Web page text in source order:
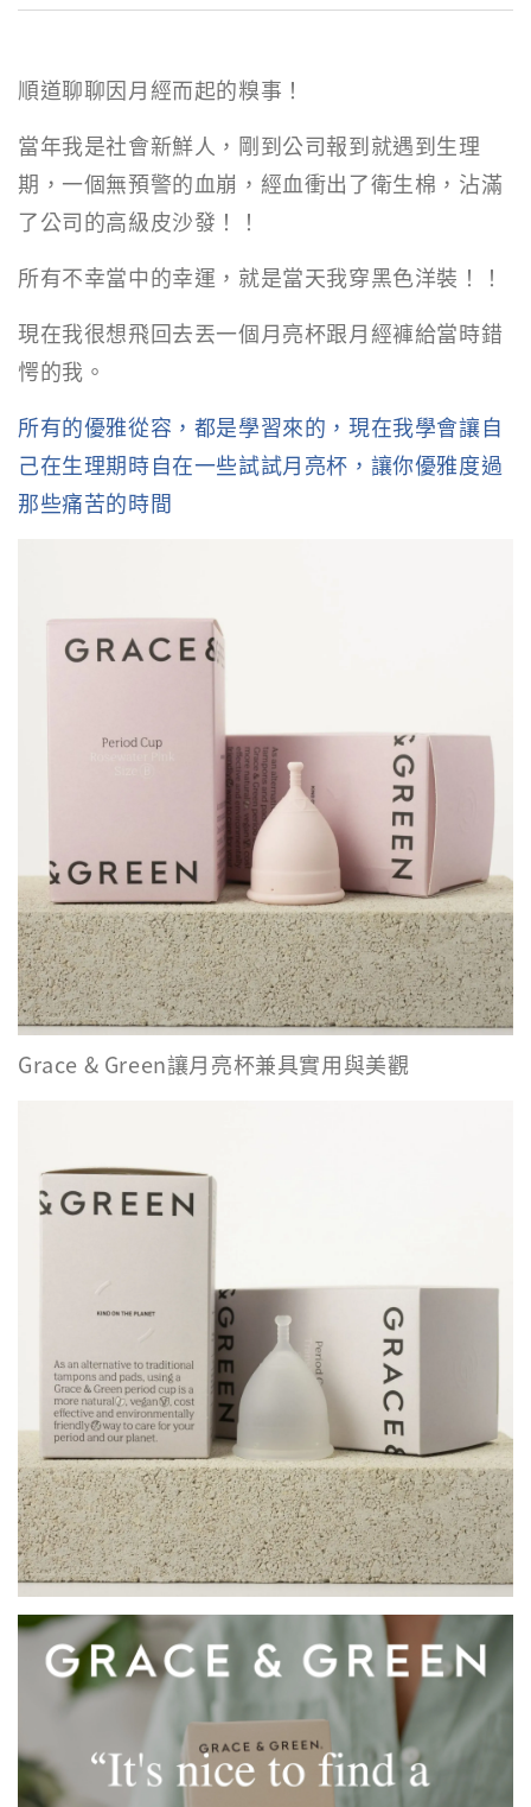
順道聊聊因月經而起的糗事！
當年我是社會新鮮人，剛到公司報到就遇到生理
期，一個無預警的血崩，經血衝出了衛生棉，沾滿
了公司的高級皮沙發！！
所有不幸當中的幸運，就是當天我穿黑色洋裝！！
現在我很想飛回去丟一個月亮杯跟月經褲給當時錯
愕的我。
所有的優雅從容，都是學習來的，現在我學會讓自
己在生理期時自在一些試試月亮杯，讓你優雅度過
那些痛苦的時間
Grace & Green讓月亮杯兼具實用與美觀